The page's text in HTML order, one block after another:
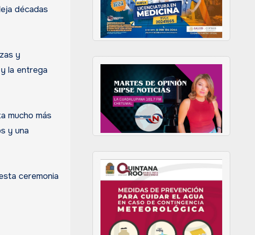
décadas
y
la entrega
mucho más
y una
ceremonia